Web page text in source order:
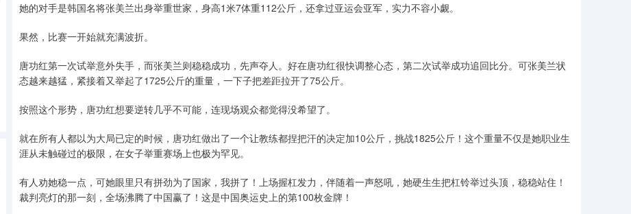
她的对手是韩国名将张美兰出身举重世家，身高1米7体重112公斤，还拿过亚运会亚军，实力不容小觑。
果然，比赛一开始就充满波折。
唐功红第一次试举意外失手，而张美兰则稳稳成功，先声夺人。好在唐功红很快调整心态，第二次试举成功追回比分。可张美兰状
态越来越猛，紧接着又举起了1725公斤的重量，一下子把差距拉开了75公斤。
按照这个形势，唐功红想要逆转几乎不可能，连现场观众都觉得没希望了。
就在所有人都以为大局已定的时候，唐功红做出了一个让教练都捏把汗的决定加10公斤，挑战1825公斤！这个重量不仅是她职业生
涯从未触碰过的极限，在女子举重赛场上也极为罕见。
有人劝她稳一点，可她眼里只有拼劲为了国家，我拼了！上场握杠发力，伴随着一声怒吼，她硬生生把杠铃举过头顶，稳稳站住！
裁判亮灯的那一刻，全场沸腾了中国赢了！这是中国奥运史上的第100枚金牌！